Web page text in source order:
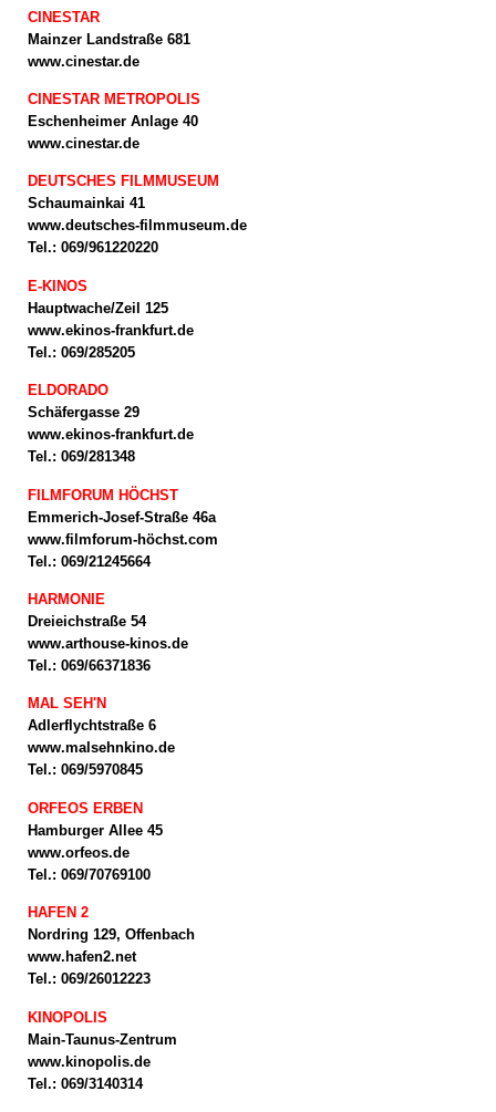
CINESTAR
Mainzer Landstraße 681
www.cinestar.de
CINESTAR METROPOLIS
Eschenheimer Anlage 40
www.cinestar.de
DEUTSCHES FILMMUSEUM
Schaumainkai 41
www.deutsches-filmmuseum.de
Tel.: 069/961220220
E-KINOS
Hauptwache/Zeil 125
www.ekinos-frankfurt.de
Tel.: 069/285205
ELDORADO
Schäfergasse 29
www.ekinos-frankfurt.de
Tel.: 069/281348
FILMFORUM HÖCHST
Emmerich-Josef-Straße 46a
www.filmforum-höchst.com
Tel.: 069/21245664
HARMONIE
Dreieichstraße 54
www.arthouse-kinos.de
Tel.: 069/66371836
MAL SEH'N
Adlerflychtstraße 6
www.malsehnkino.de
Tel.: 069/5970845
ORFEOS ERBEN
Hamburger Allee 45
www.orfeos.de
Tel.: 069/70769100
HAFEN 2
Nordring 129, Offenbach
www.hafen2.net
Tel.: 069/26012223
KINOPOLIS
Main-Taunus-Zentrum
www.kinopolis.de
Tel.: 069/3140314